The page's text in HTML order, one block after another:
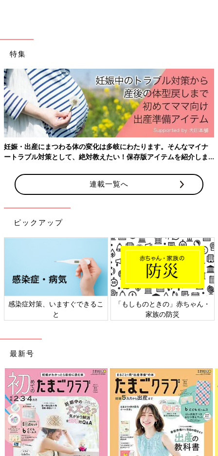
出典：Instagramアカウント「MICHIKO」
MICHIKOさんはウルトラストレッチアクティブジョガーパンツ
でお散歩コーデ！丈が長めなので、動きやすいとのことです♪
リーズのパンツをご紹介しました。ぜひ参考にしてみてください
ね。
(文：Ayaka)
の春も使える#くすみカラーコーデ
大人から子どもまで！おしゃれママたちの春も
使える#くすみカラーコーデ 春といえばパステ
ルカラーですが「かわいすぎてちょっと苦
手…」「着たいけれどあまり似合わない」とい
う方におすすめなのが＃くすみカラーコーデ。
昨年からの流行色ですが、今春はパステルカラ
ーをくすませたような色や、ベージュやグレー
ジュなどの中間色のコーデが大人気。 今回は春
のくすみカラーを取り入れた、たまひよ
※記事内容でご紹介している投稿、リンク先は、削除される場合
があります。あらかじめご了承ください。
※記事の内容は記載当時の情報であり、現在と異なる場合があり
ます。
特集
妊娠・出産にまつわる体の変化は多岐にわたります。そんなマイナ
ートラブル対策として、絶対教えたい！保存版アイテムを紹介しま
連載一覧へ
ピックアップ
感染症対策、いますぐできるこ
と
「もしものときの」赤ちゃん・
家族の防災
最新号